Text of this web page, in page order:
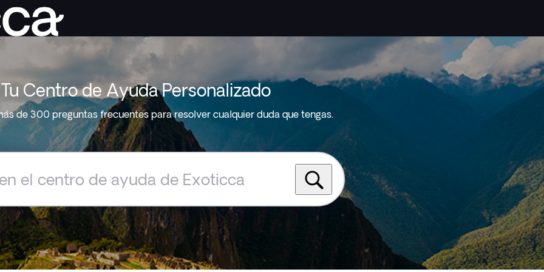
Tu Centro de Ayuda Personalizado
de 300 preguntas frecuentes para resolver cualquier duda que tengas.